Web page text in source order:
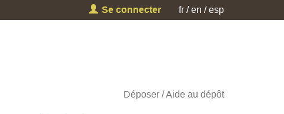
Se connecter fr en esp
Déposer Aide au dépôt